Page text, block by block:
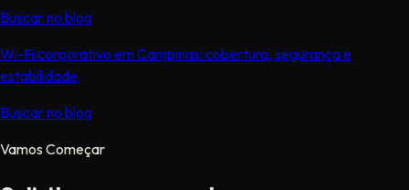
Buscar no blog
Wi-Fi corporativo em Campinas: cobertura, segurança e
estabilidade
Buscar no blog
Vamos Começar